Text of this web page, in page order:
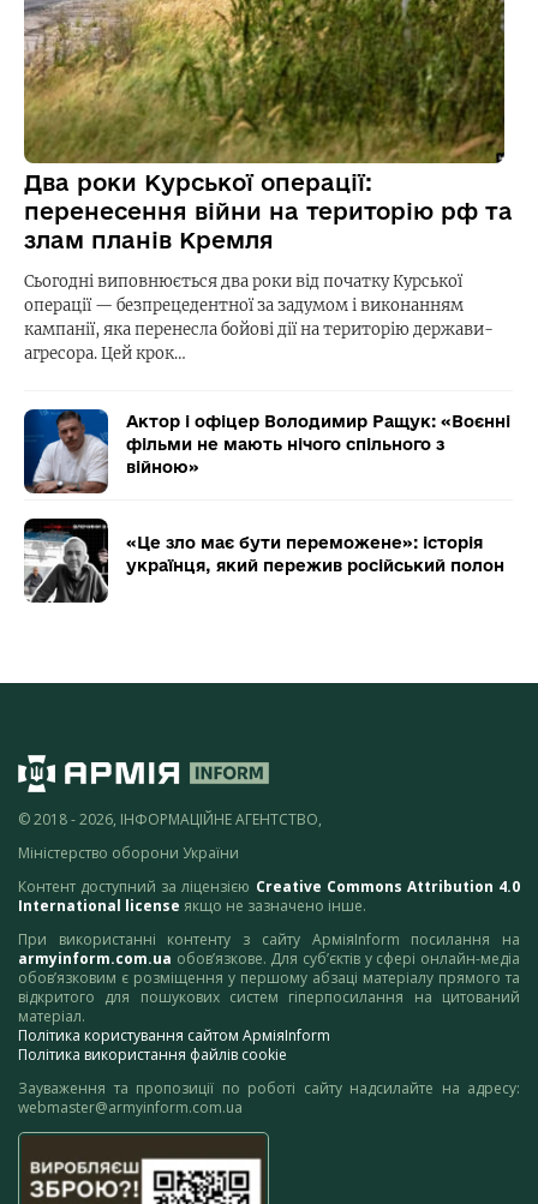
Два роки Курської операції:
перенесення війни на територію рф та
злам планів Кремля
Сьогодні виповнюється два роки від початку Курської
операції — безпрецедентної за задумом і виконанням
кампанії, яка перенесла бойові дії на територію держави-
агресора. Цей крок…
Актор і офіцер Володимир Ращук: «Воєнні
фільми не мають нічого спільного з
війною»
«Це зло має бути переможене»: історія
українця, який пережив російський полон
© 2018 - 2026, ІНФОРМАЦІЙНЕ АГЕНТСТВО,
Міністерство оборони України
Контент доступний за ліцензією Creative Commons Attribution 4.0
International license якщо не зазначено інше.
При використанні контенту з сайту АрміяInform посилання на
armyinform.com.ua обов’язкове. Для суб’єктів у сфері онлайн-медіа
обов’язковим є розміщення у першому абзаці матеріалу прямого та
відкритого для пошукових систем гіперпосилання на цитований
матеріал.
Політика користування сайтом АрміяInform
Політика використання файлів cookie
Зауваження та пропозиції по роботі сайту надсилайте на адресу:
webmaster@armyinform.com.ua